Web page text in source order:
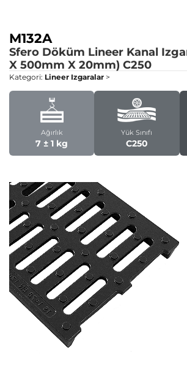
M132A
Sfero Döküm Lineer Kanal
X 500mm X 20mm) C250
Kategori: Lineer Izgaralar >
Ağırlık
7 ± 1 kg
Yük Sınıfı
C250